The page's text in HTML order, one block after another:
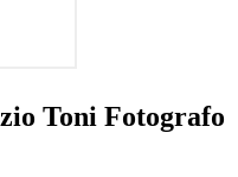
Toni Fotografo